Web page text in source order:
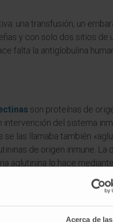
Acerca de
una transfusión, un
y con solo dos sitios de
falta la antiglobulina
son proteínas de
del sistema
las llamaba también
de origen inmune. La
aglutinina lo hace